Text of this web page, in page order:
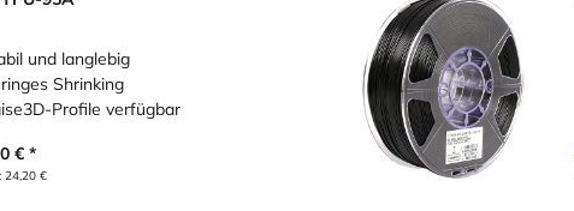
und langlebig
Shrinking
Profile verfügbar
€
24,20 €